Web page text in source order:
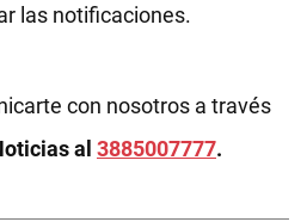
las notificaciones.
con nosotros a través
al 3885007777.